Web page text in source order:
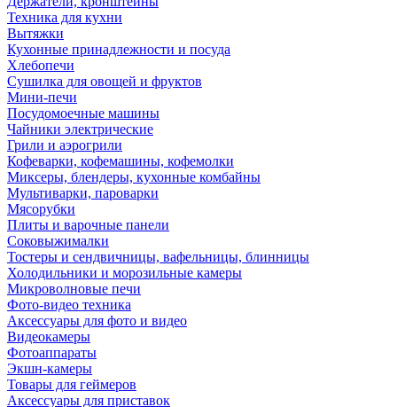
Техника для кухни
Вытяжки
Кухонные принадлежности и посуда
Хлебопечи
Сушилка для овощей и фруктов
Мини-печи
Посудомоечные машины
Чайники электрические
Грили и аэрогрили
Кофеварки, кофемашины, кофемолки
Миксеры, блендеры, кухонные комбайны
Мультиварки, пароварки
Мясорубки
Плиты и варочные панели
Соковыжималки
Тостеры и сендвичницы, вафельницы, блинницы
Холодильники и морозильные камеры
Микроволновые печи
Фото-видео техника
Аксессуары для фото и видео
Видеокамеры
Фотоаппараты
Экшн-камеры
Товары для геймеров
Аксессуары для приставок